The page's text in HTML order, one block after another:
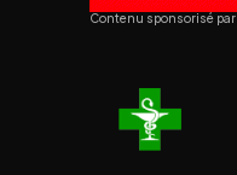
Contenu sponsorisé par